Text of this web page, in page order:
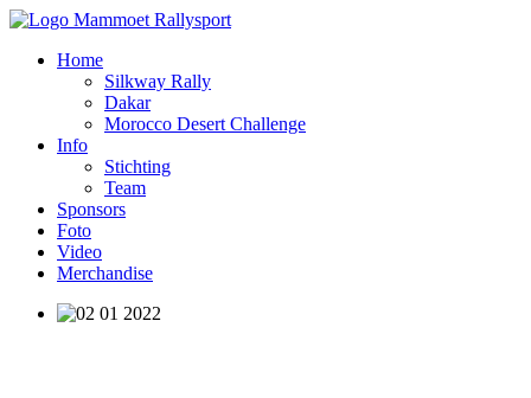
Home
Silkway Rally
Dakar
Morocco Desert Challenge
Info
Stichting
Team
Sponsors
Foto
Video
Merchandise